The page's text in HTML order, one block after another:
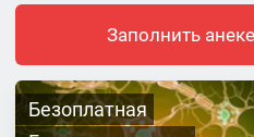
Заполнить
Безоплатная